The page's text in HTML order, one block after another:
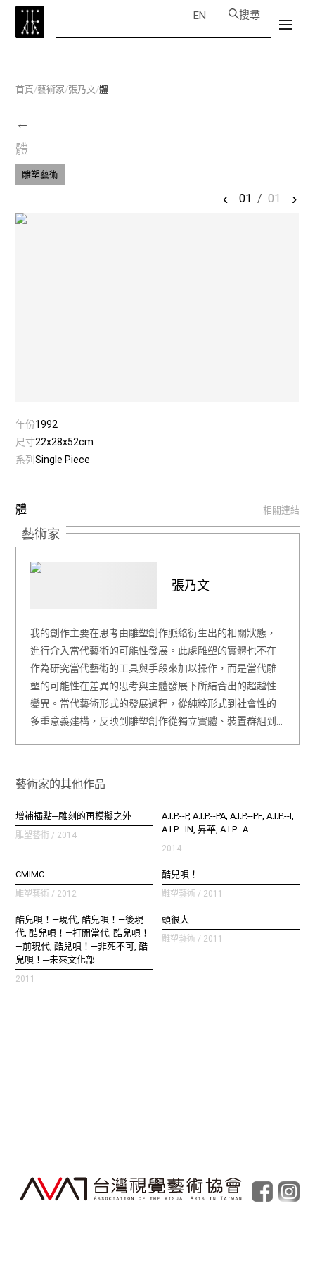
EN 搜尋
首頁/藝術家/張乃文/體
←
體
雕塑藝術
‹ 01 / 01 ›
年份1992
尺寸22x28x52cm
系列Single Piece
體 相關連結
藝術家
張乃文
我的創作主要在思考由雕塑創作脈絡衍生出的相關狀態，
進行介入當代藝術的可能性發展。此處雕塑的實體也不在
作為研究當代藝術的工具與手段來加以操作，而是當代雕
塑的可能性在差異的思考與主體發展下所結合出的超越性
變異。當代藝術形式的發展過程，從純粹形式到社會性的
多重意義建構，反映到雕塑創作從獨立實體、裝置群組到…
藝術家的其他作品
增補插點─雕刻的再模擬之外
雕塑藝術 / 2014
A.I.P.--P, A.I.P.--PA, A.I.P.--PF, A.I.P.--I,
A.I.P.--IN, 昇華, A.I.P--A
2014
CMIMC
雕塑藝術 / 2012
酷兒唄！
雕塑藝術 / 2011
酷兒唄！—現代, 酷兒唄！—後現
代, 酷兒唄！—打開當代, 酷兒唄！
—前現代, 酷兒唄！—非死不可, 酷
兒唄！─未來文化部
2011
頭很大
雕塑藝術 / 2011